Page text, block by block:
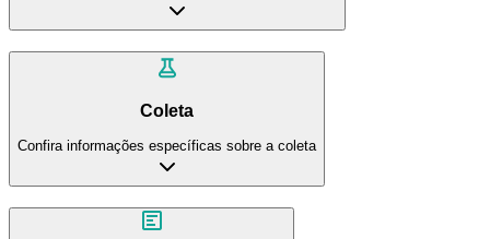
Coleta
Confira informações específicas sobre a coleta